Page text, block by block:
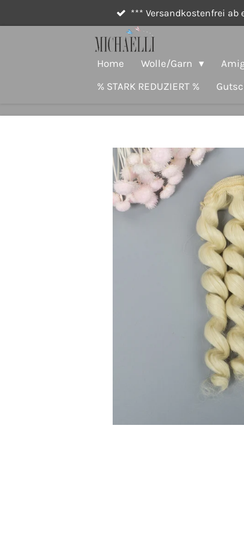
*** Versandkostenfrei ab
Home Wolle/Garn
% STARK REDUZIERT %